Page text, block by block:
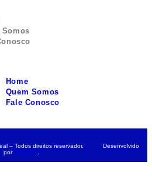
Somos
Home
Quem Somos
Fale Conosco
– Todos direitos reservador. Desenvolvido
porWebDep